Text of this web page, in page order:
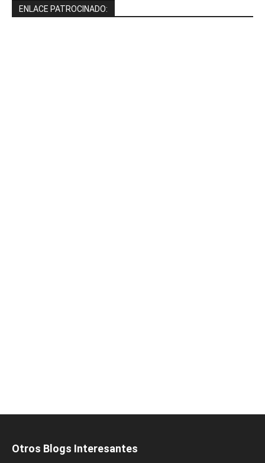
ENLACE PATROCINADO:
Otros Blogs Interesantes